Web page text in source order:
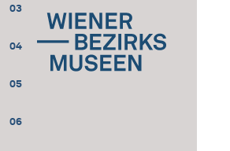
03
04
05
06